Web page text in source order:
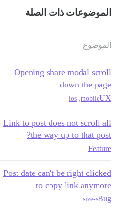
الموضوعات ذات الصلة
الموضوع
Opening share modal scroll
down the page
UX
mobile
ios
Link to post does not scroll all
the way up to that post?
Feature
Post date can't be right clicked
to copy link anymore
Bug
size-s